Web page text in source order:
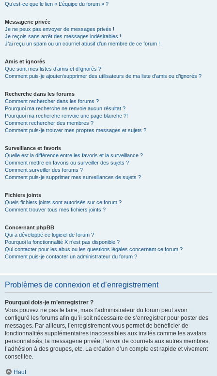
Qu’est-ce que le lien « L’équipe du forum » ?
Messagerie privée
Je ne peux pas envoyer de messages privés !
Je reçois sans arrêt des messages indésirables !
J’ai reçu un spam ou un courriel abusif d’un membre de ce forum !
Amis et ignorés
Que sont mes listes d’amis et d’ignorés ?
Comment puis-je ajouter/supprimer des utilisateurs de ma liste d’amis ou d’ignorés ?
Recherche dans les forums
Comment rechercher dans les forums ?
Pourquoi ma recherche ne renvoie aucun résultat ?
Pourquoi ma recherche renvoie une page blanche ?!
Comment rechercher des membres ?
Comment puis-je trouver mes propres messages et sujets ?
Surveillance et favoris
Quelle est la différence entre les favoris et la surveillance ?
Comment mettre en favoris ou surveiller des sujets ?
Comment surveiller des forums ?
Comment puis-je supprimer mes surveillances de sujets ?
Fichiers joints
Quels fichiers joints sont autorisés sur ce forum ?
Comment trouver tous mes fichiers joints ?
Concernant phpBB
Qui a développé ce logiciel de forum ?
Pourquoi la fonctionnalité X n’est pas disponible ?
Qui contacter pour les abus ou les questions légales concernant ce forum ?
Comment puis-je contacter un administrateur du forum ?
Problèmes de connexion et d’enregistrement
Pourquoi dois-je m’enregistrer ?
Vous pouvez ne pas le faire, mais l’administrateur du forum peut avoir
configuré les forums afin qu’il soit nécessaire de s’enregistrer pour poster des
messages. Par ailleurs, l’enregistrement vous permet de bénéficier de
fonctionnalités supplémentaires inaccessibles aux invités comme les avatars
personnalisés, la messagerie privée, l’envoi de courriels aux autres membres,
l’adhésion à des groupes, etc. La création d’un compte est rapide et vivement
conseillée.
Haut